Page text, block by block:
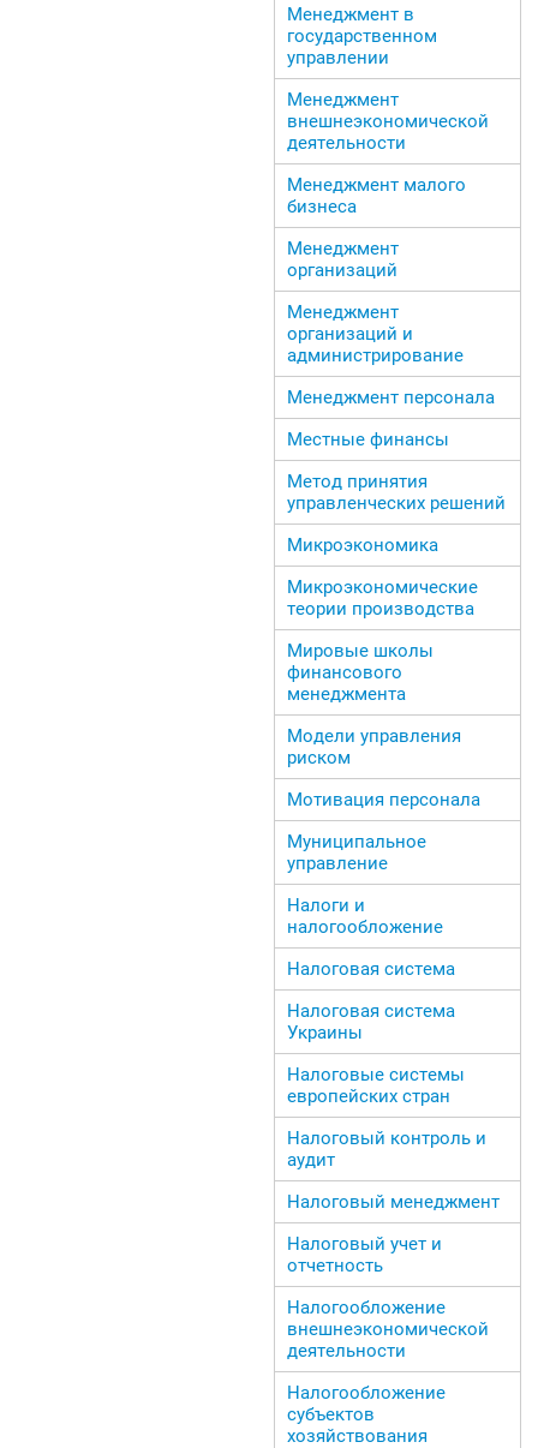
Менеджмент в
государственном
управлении
Менеджмент
внешнеэкономической
деятельности
Менеджмент малого
бизнеса
Менеджмент
организаций
Менеджмент
организаций и
администрирование
Менеджмент персонала
Местные финансы
Метод принятия
управленческих решений
Микроэкономика
Микроэкономические
теории производства
Мировые школы
финансового
менеджмента
Модели управления
риском
Мотивация персонала
Муниципальное
управление
Налоги и
налогообложение
Налоговая система
Налоговая система
Украины
Налоговые системы
европейских стран
Налоговый контроль и
аудит
Налоговый менеджмент
Налоговый учет и
отчетность
Налогообложение
внешнеэкономической
деятельности
Налогообложение
субъектов
хозяйствования